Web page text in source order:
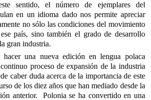
sentido, el número de ejemplares del
en un idioma dado nos permite apreciar
no sólo las condiciones del movimiento
país, sino también el grado de desarrollo
gran industria.
hacer una nueva edición en lengua polaca
proceso de expansión de la industria
caber duda acerca de la importancia de este
de los diez años que han mediado desde la
anterior. Polonia se ha convertido en una